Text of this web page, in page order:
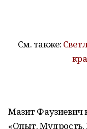
См. также:
Мазит Фаузиевич
«Опыт. Мудрость.